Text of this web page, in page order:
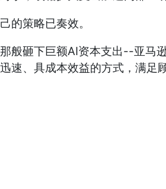
的策略已奏效。
般砸下巨额AI资本支出--亚
速、具成本效益的方式，满足